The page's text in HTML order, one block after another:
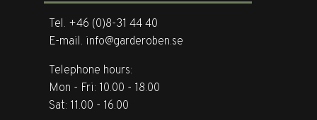
Tel. +46 (0)8-31 44 40
E-mail. info@garderoben.se
Telephone hours:
Mon - Fri: 10.00 - 18.00
Sat: 11.00 - 16.00